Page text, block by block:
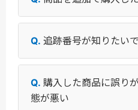
追跡番号が知りたい
購入した商品に誤り
態が悪い